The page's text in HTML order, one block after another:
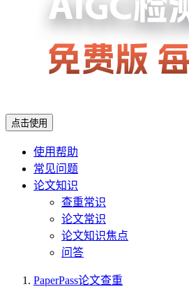
点击使用
使用帮助
常见问题
论文知识
查重常识
论文常识
论文知识焦点
问答
PaperPass论文查重